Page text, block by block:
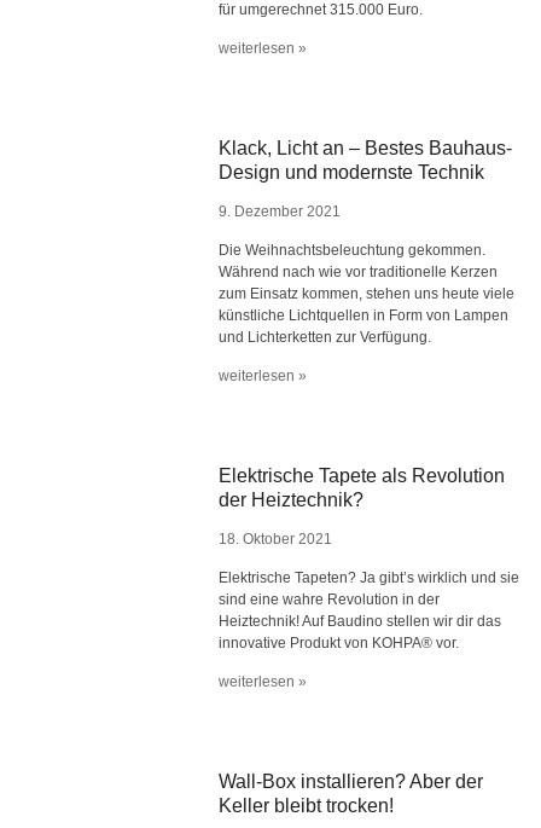
für umgerechnet 315.000 Euro.
weiterlesen »
Klack, Licht an – Bestes Bauhaus-
Design und modernste Technik
9. Dezember 2021
Die Weihnachtsbeleuchtung gekommen.
Während nach wie vor traditionelle Kerzen
zum Einsatz kommen, stehen uns heute viele
künstliche Lichtquellen in Form von Lampen
und Lichterketten zur Verfügung.
weiterlesen »
Elektrische Tapete als Revolution
der Heiztechnik?
18. Oktober 2021
Elektrische Tapeten? Ja gibt’s wirklich und sie
sind eine wahre Revolution in der
Heiztechnik! Auf Baudino stellen wir dir das
innovative Produkt von KOHPA® vor.
weiterlesen »
Wall-Box installieren? Aber der
Keller bleibt trocken!